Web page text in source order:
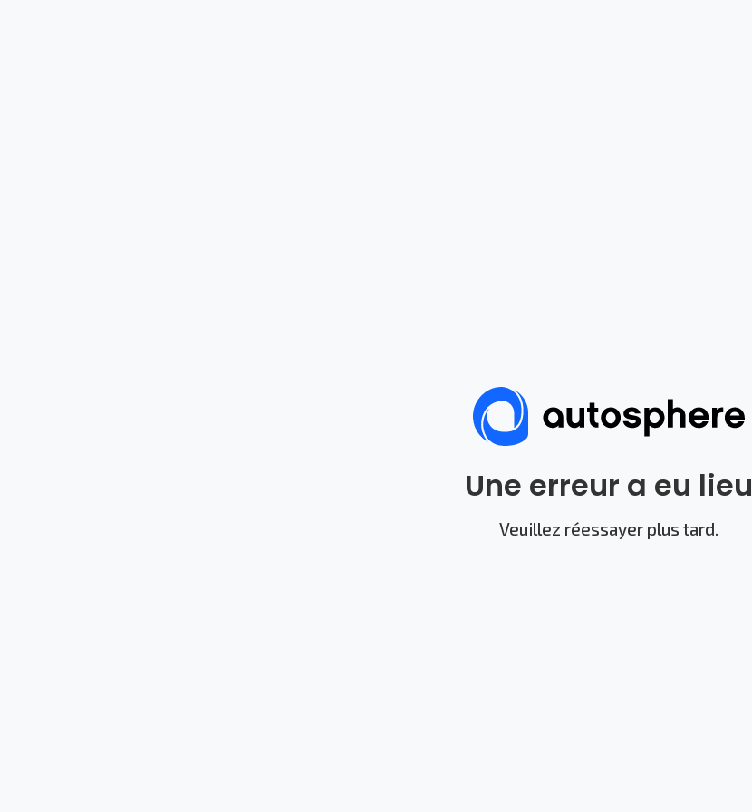
Une erreur a eu lieu
Veuillez réessayer plus tard.